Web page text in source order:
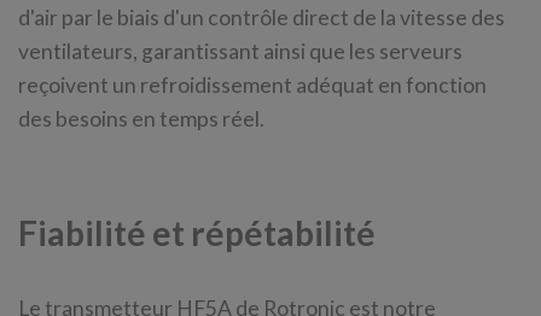
d'air par le biais d'un contrôle direct de la vitesse des
ventilateurs, garantissant ainsi que les serveurs
reçoivent un refroidissement adéquat en fonction
des besoins en temps réel.
Fiabilité et répétabilité
Le transmetteur HF5A de Rotronic est notre